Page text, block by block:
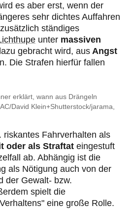
es aber erst, wenn der
sehr dichtes Auffahren
ständiges
unter massiven
gebracht wird, aus Angst
Die Strafen hierfür fallen
erklärt, wann aus Drängeln
David Klein+Shutterstock/jarama,
riskantes Fahrverhalten als
oder als Straftat eingestuft
ab. Abhängig ist die
als Nötigung auch von der
der Gewalt- bzw.
spielt die
eine große Rolle.